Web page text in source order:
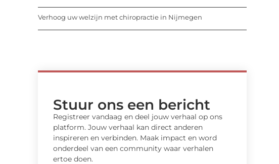
Verhoog uw welzijn met chiropractie in Nijmegen
Stuur ons een bericht
Registreer vandaag en deel jouw verhaal op ons
platform. Jouw verhaal kan direct anderen
inspireren en verbinden. Maak impact en word
onderdeel van een community waar verhalen
ertoe doen.